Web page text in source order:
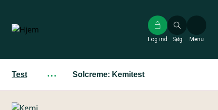
hovedindhold
Søg
Log ind Menu
Test ··· Solcreme: Kemitest